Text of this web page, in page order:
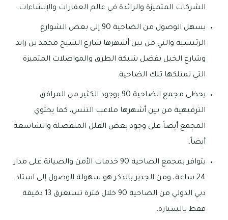
الشركات المتميزة والرائدة في عالم العقارات والإنشاءات.
يسهل الوصول من الضاحية 9O إلى بعض الشوارع
الرئيسية والتي من بين أشهرها شارع الشيخ محمد بن زايد
وشارع الخيل بفضل شبكة الطرق والمواصلات المتميزة
التي تمتلكها تلك الضاحية.
يحظى مجمع الضاحية 9O بوجود الكثير من المرافق
الترفيهية من بين أشهرها ملاعب التنس، كما يحتوي
المجمع أيضاً على وجود بعض الفلل المنفصلة والشاسعة
أيضاً.
يتوافر بمجمع الضاحية 9O خدمات الأمن والصيانة على مدار
24 ساعة، ومن الجدير بالذكر هو سهولة الوصول إلى استاد
دبي الدولي من الضاحية 9O خلال فترة تستغرق 13 دقيقة
فقط بالسيارة.